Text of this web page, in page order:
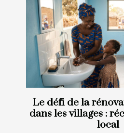
Le défi de la
dans les villages :
local